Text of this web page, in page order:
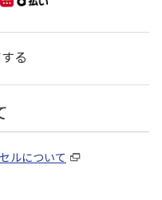
る
ルについて